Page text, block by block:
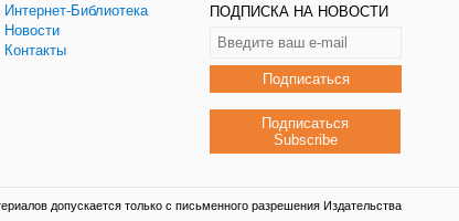
Интернет-Библиотека
Новости
Контакты
ПОДПИСКА НА НОВОСТИ
Подписаться
Подписаться
Subscribe
допускается только с письменного разрешения Издательства